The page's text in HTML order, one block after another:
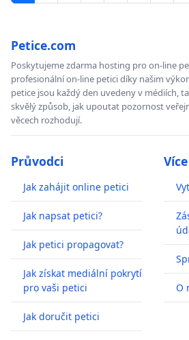
Petice.com
Poskytujeme zdarma hosting pro on-line
profesionální on-line petici díky našim
petice jsou každý den uvedeny v médiích,
skvělý způsob, jak upoutat pozornost
věcech rozhodují.
Průvodci
Jak zahájit online petici
Jak napsat petici?
Jak petici propagovat?
Jak získat mediální pokrytí
pro vaši petici
Jak doručit petici
Více
O